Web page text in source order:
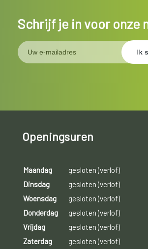
Schrijf je in voor onze
Openingsuren
Maandag
gesloten (verlof)
Dinsdag
gesloten (verlof)
Woensdag
gesloten (verlof)
Donderdag
gesloten (verlof)
Vrijdag
gesloten (verlof)
Zaterdag
gesloten (verlof)